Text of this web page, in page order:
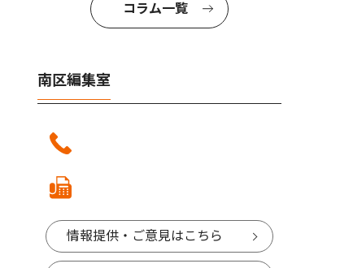
コラム一覧
南区編集室
情報提供・ご意見はこちら